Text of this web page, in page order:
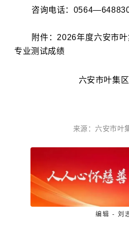
咨询电话：
附件：2026年度六安市
专业测试成绩
六安市叶集
来源：六安市叶
编辑 - 刘